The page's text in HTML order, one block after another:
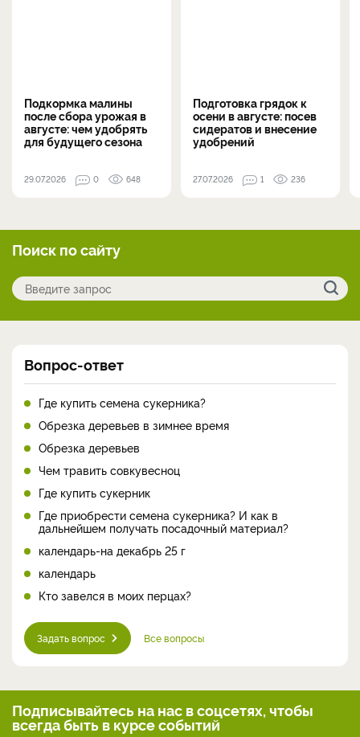
Подкормка малины
после сбора урожая в
августе: чем удобрять
для будущего сезона
29.07.2026 0 648
Подготовка грядок к
осени в августе: посев
сидератов и внесение
удобрений
27.07.2026 1 236
Поиск по сайту
Вопрос-ответ
Где купить семена сукерника?
Обрезка деревьев в зимнее время
Обрезка деревьев
Чем травить совкувесноц
Где купить сукерник
Где приобрести семена сукерника? И как в
дальнейшем получать посадочный материал?
календарь-на декабрь 25 г
календарь
Кто завелся в моих перцах?
Задать вопрос Все вопросы
Подписывайтесь на нас в соцсетях, чтобы
всегдабыть в курсе событий